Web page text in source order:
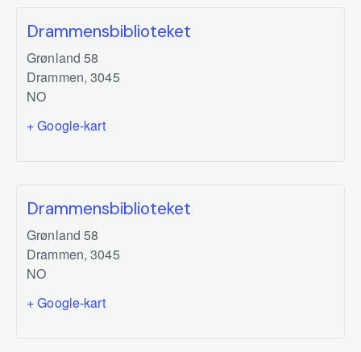
Drammensbiblioteket
Grønland 58
Drammen, 3045
NO
+ Google-kart
Drammensbiblioteket
Grønland 58
Drammen, 3045
NO
+ Google-kart